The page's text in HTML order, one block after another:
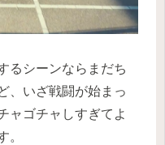
るシーンならまだち
、いざ戦闘が始まっ
ャゴチャしすぎてよ
。